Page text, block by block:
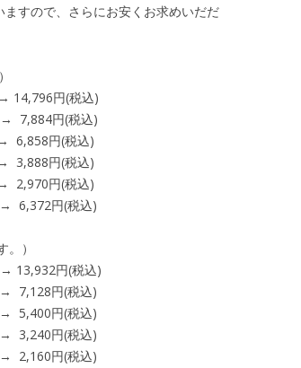
すので、さらにお安くお求めいだだ
円(税込)
7,884円(税込)
円(税込)
円(税込)
円(税込)
円(税込)
）
円(税込)
円(税込)
円(税込)
円(税込)
円(税込)